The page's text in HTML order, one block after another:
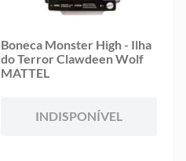
Peso
Altura
Aviso: as
Imagens
Boneca Monster High - Ilha
do Terror Clawdeen Wolf
MATTEL
INDISPONÍVEL